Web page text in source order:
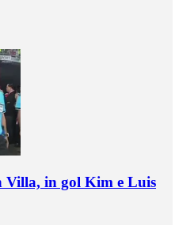
Villa, in gol Kim e Luis